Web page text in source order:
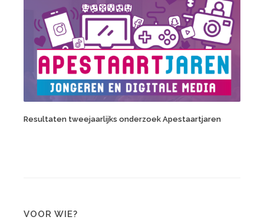
Resultaten tweejaarlijks onderzoek Apestaartjaren
VOOR WIE?